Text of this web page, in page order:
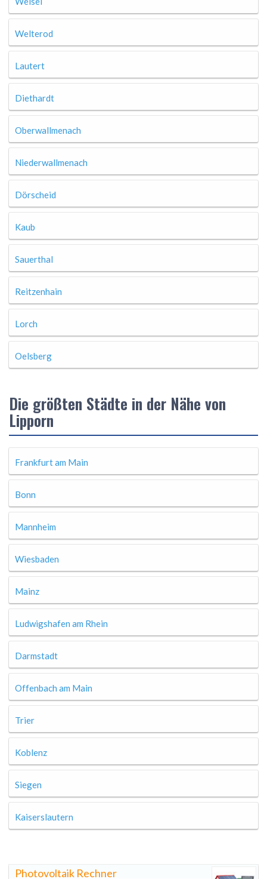
Welterod
Lautert
Diethardt
Oberwallmenach
Niederwallmenach
Dörscheid
Kaub
Sauerthal
Reitzenhain
Lorch
Oelsberg
Die größten Städte in der Nähe von
Lipporn
Frankfurt am Main
Bonn
Mannheim
Wiesbaden
Mainz
Ludwigshafen am Rhein
Darmstadt
Offenbach am Main
Trier
Koblenz
Siegen
Kaiserslautern
Photovoltaik Rechner